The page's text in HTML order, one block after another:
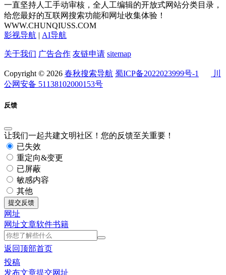
一直坚持人工手动审核，全人工编辑的开放式网站分类目录，
给您最好的互联网搜索功能和网址收集体验！
WWW.CHUNQIUSS.COM
影视导航 | AI导航
关于我们 广告合作 友链申请 sitemap
Copyright © 2026 春秋搜索导航 蜀ICP备2022023999号-1
川
公网安备 51138102000153号
反馈
让我们一起共建文明社区！您的反馈至关重要！
已失效
重定向&变更
已屏蔽
敏感内容
其他
提交反馈
网址
网址文章软件书籍
返回顶部首页
投稿
发布文章提交网址